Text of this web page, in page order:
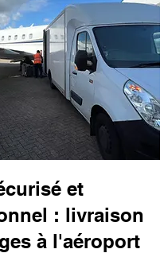
et
: livraison
à l'aéroport